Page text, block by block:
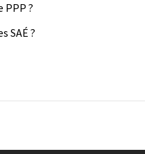
PPP ?
SAÉ ?